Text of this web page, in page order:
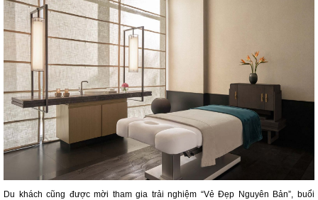
Du khách cũng được mời tham gia trải nghiệm “Vẻ Đẹp Nguyên Bản”, buổi